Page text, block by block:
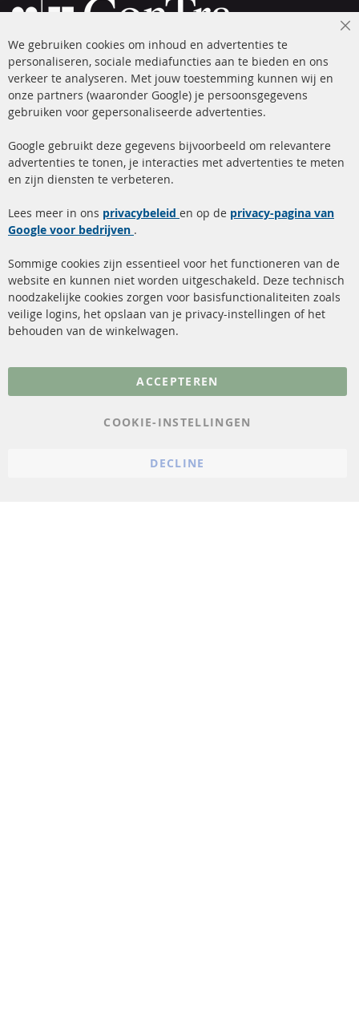
+49 (0) 4533 799 00 0
ma-do: 09-17 u, vr Fr 09-16 u
info@contra-automotive.de
facebook
instagram
Snelle links
Roetfilter reiniging
Katalysator (KAT)
sensoren
FAQ
Kundenservice
Verzendingskosten
Contact
Annuleer contract
Gegevensbescherming
We gebruiken cookies om inhoud en advertenties te
personaliseren, sociale mediafuncties aan te bieden en ons
verkeer te analyseren. Met jouw toestemming kunnen wij en
onze partners (waaronder Google) je persoonsgegevens
gebruiken voor gepersonaliseerde advertenties.
Google gebruikt deze gegevens bijvoorbeeld om relevantere
advertenties te tonen, je interacties met advertenties te meten
en zijn diensten te verbeteren.
Lees meer in ons privacybeleid en op de privacy-pagina van
Google voor bedrijven .
Sommige cookies zijn essentieel voor het functioneren van de
website en kunnen niet worden uitgeschakeld. Deze technisch
noodzakelijke cookies zorgen voor basisfunctionaliteiten zoals
veilige logins, het opslaan van je privacy-instellingen of het
behouden van de winkelwagen.
ACCEPTEREN
COOKIE-INSTELLINGEN
DECLINE